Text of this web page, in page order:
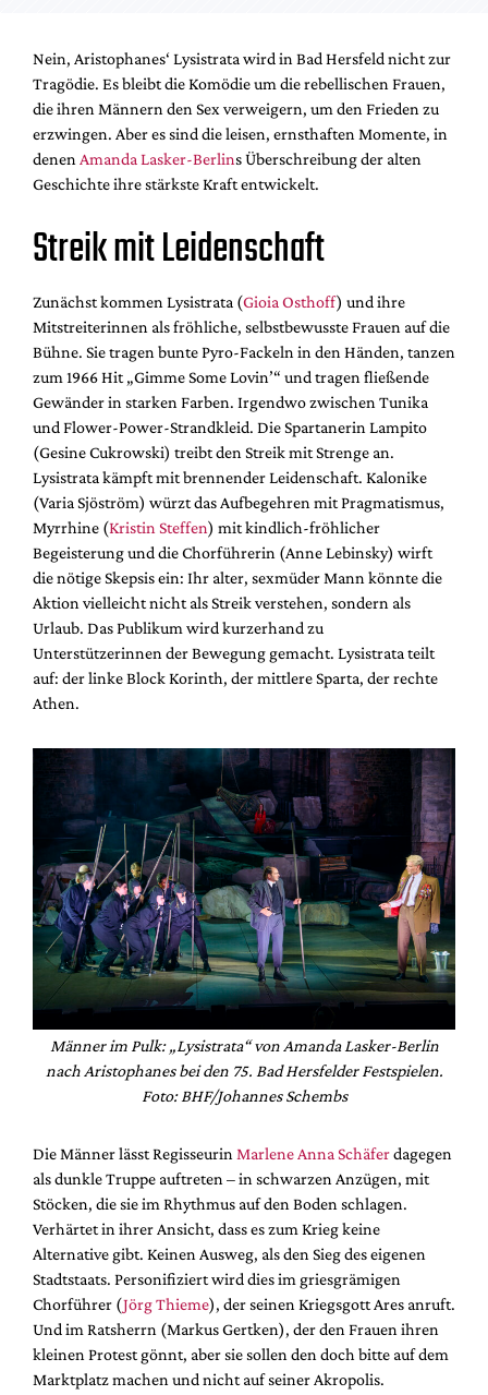
Nein, Aristophanes‘ Lysistrata wird in Bad Hersfeld nicht zur
Tragödie. Es bleibt die Komödie um die rebellischen Frauen,
die ihren Männern den Sex verweigern, um den Frieden zu
erzwingen. Aber es sind die leisen, ernsthaften Momente, in
denen Amanda Lasker-Berlins Überschreibung der alten
Geschichte ihre stärkste Kraft entwickelt.
Streik mit Leidenschaft
Zunächst kommen Lysistrata (Gioia Osthoff) und ihre
Mitstreiterinnen als fröhliche, selbstbewusste Frauen auf die
Bühne. Sie tragen bunte Pyro-Fackeln in den Händen, tanzen
zum 1966 Hit „Gimme Some Lovin’“ und tragen fließende
Gewänder in starken Farben. Irgendwo zwischen Tunika
und Flower-Power-Strandkleid. Die Spartanerin Lampito
(Gesine Cukrowski) treibt den Streik mit Strenge an.
Lysistrata kämpft mit brennender Leidenschaft. Kalonike
(Varia Sjöström) würzt das Aufbegehren mit Pragmatismus,
Myrrhine (Kristin Steffen) mit kindlich-fröhlicher
Begeisterung und die Chorführerin (Anne Lebinsky) wirft
die nötige Skepsis ein: Ihr alter, sexmüder Mann könnte die
Aktion vielleicht nicht als Streik verstehen, sondern als
Urlaub. Das Publikum wird kurzerhand zu
Unterstützerinnen der Bewegung gemacht. Lysistrata teilt
auf: der linke Block Korinth, der mittlere Sparta, der rechte
Athen.
Männer im Pulk: „Lysistrata“ von Amanda Lasker-Berlin
nach Aristophanes bei den 75. Bad Hersfelder Festspielen.
Foto: BHF/Johannes Schembs
Die Männer lässt Regisseurin Marlene Anna Schäferdagegen
als dunkle Truppe auftreten – in schwarzen Anzügen, mit
Stöcken, die sie im Rhythmus auf den Boden schlagen.
Verhärtet in ihrer Ansicht, dass es zum Krieg keine
Alternative gibt. Keinen Ausweg, als den Sieg des eigenen
Stadtstaats. Personifiziert wird dies im griesgrämigen
Chorführer (Jörg Thieme), der seinen Kriegsgott Ares anruft.
Und im Ratsherrn (Markus Gertken), der den Frauen ihren
kleinen Protest gönnt, aber sie sollen den doch bitte auf dem
Marktplatz machen und nicht auf seiner Akropolis.